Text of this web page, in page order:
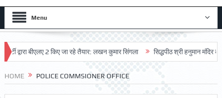
Menu
बीएलए 2 किए जा रहे तैयार: लखन कुमार सिंगला सिद्धपीठ श्री हनुमान मंदिर का
HOME POLICE COMMSIONER OFFICE